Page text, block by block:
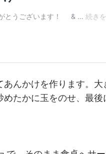
んかけを作ります。
たかに玉をのせ、最後